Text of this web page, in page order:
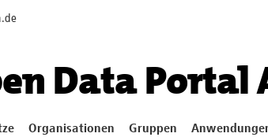
Data Portal
Organisationen Gruppen